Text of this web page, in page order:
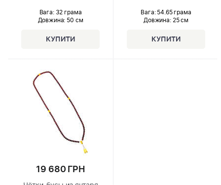
Вага: 32 грама
Довжина: 50 см
Вага: 54.65 грама
Довжина:25 см
19 680 ГРН